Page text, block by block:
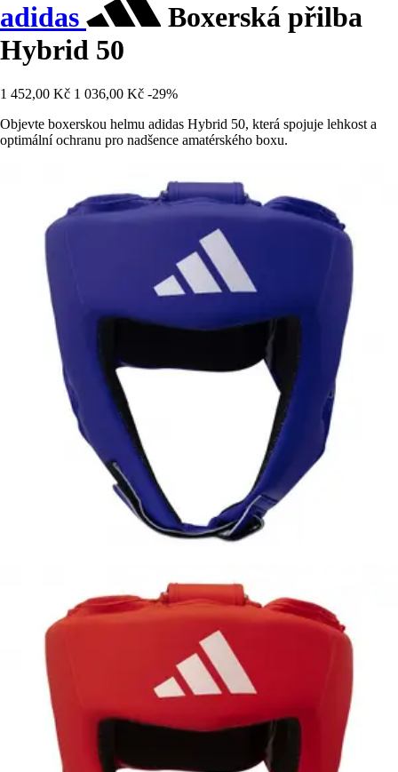
adidas
Boxerská přilba
Hybrid 50
1 452,00 Kč 1 036,00 Kč -29%
Objevte boxerskou helmu adidas Hybrid 50, která spojuje lehkost a
optimální ochranu pro nadšence amatérského boxu.